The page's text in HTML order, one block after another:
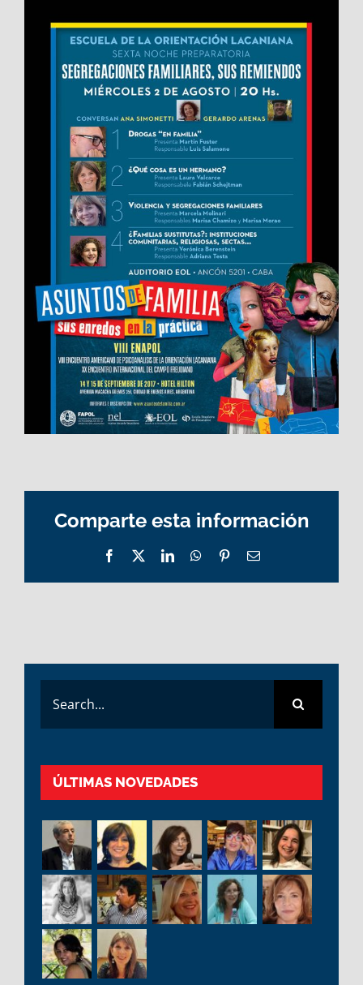
Larger
Comparte esta información
Facebook LinkedInWhatsApp
PinterestEmail
for:
ÚLTIMAS NOVEDADES